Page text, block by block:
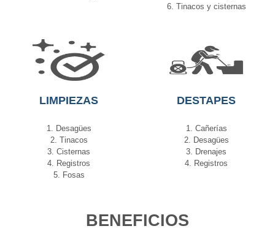
6. Tinacos y cisternas
LIMPIEZAS
1. Desagües
2. Tinacos
3. Cisternas
4. Registros
5. Fosas
DESTAPES
1. Cañerías
2. Desagües
3. Drenajes
4. Registros
BENEFICIOS